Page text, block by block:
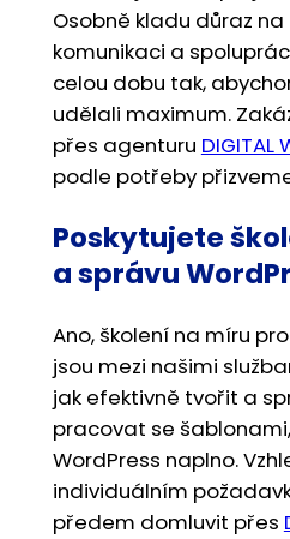
Osobně kladu důraz
komunikaci a
celou dobu tak,
udělali maximum.
přes agenturu DIGITAL
podle potřeby
Poskytujete
a správu
Ano, školení na míru
jsou mezi našimi
jak efektivně tvořit a
pracovat se
WordPress naplno.
individuálním
předem domluvit přes